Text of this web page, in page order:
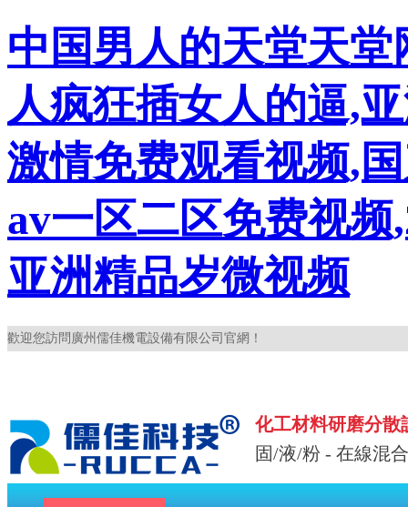
中国男人的天堂天
人疯狂插女人的逼,
激情免费观看视频,
av一区二区免费视
亚洲精品岁微视频
歡迎您訪問廣州儒佳機電設備有限公司官網！
化工材料研磨分
固/液/粉 - 在線混